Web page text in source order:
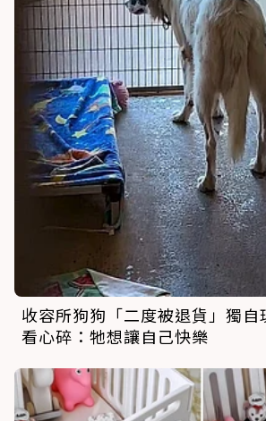
收容所狗狗「二度被退貨」獨自
看心碎：牠想讓自己快樂